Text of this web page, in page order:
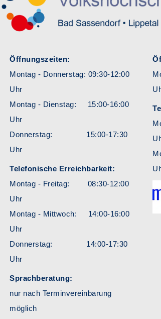
Öffnungszeiten:
Montag - Donnerstag: 09:30-12:00
Uhr
Montag - Dienstag: 15:00-16:00
Uhr
Donnerstag: 15:00-17:30
Uhr
Telefonische Erreichbarkeit:
Montag - Freitag: 08:30-12:00
Uhr
Montag - Mittwoch: 14:00-16:00
Uhr
Donnerstag: 14:00-17:30
Uhr
Sprachberatung:
nur nach Terminvereinbarung
möglich